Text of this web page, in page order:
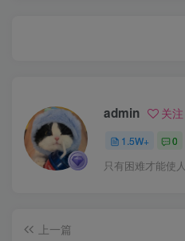
admin 关注
1.5W+ 0
只有困难才能使
上一篇